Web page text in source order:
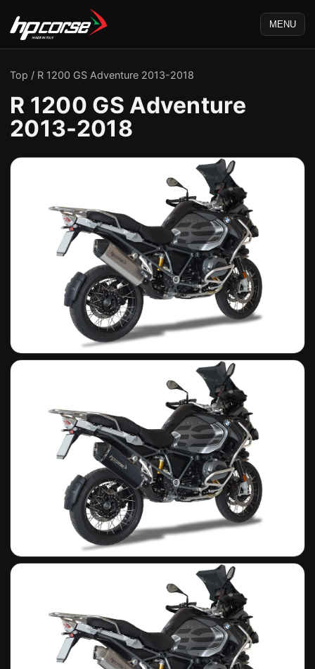
MENU
Top / R 1200 GS Adventure 2013-2018
R 1200 GS Adventure
2013-2018